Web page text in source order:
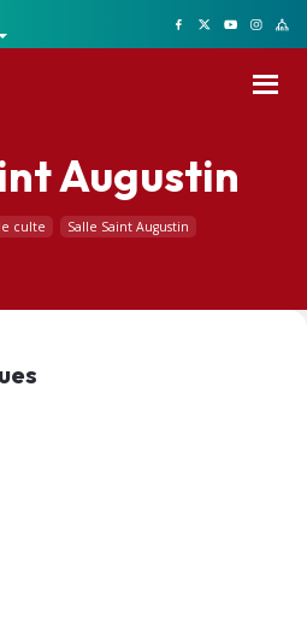
Augustin
culte Salle Saint Augustin